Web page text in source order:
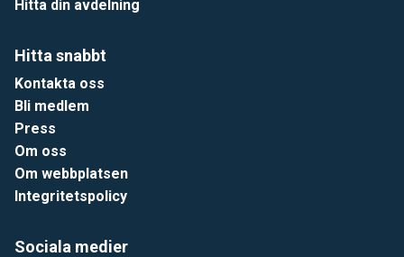
Hitta din avdelning
Hitta snabbt
Kontakta oss
Bli medlem
Press
Om oss
Om webbplatsen
Integritetspolicy
Sociala medier